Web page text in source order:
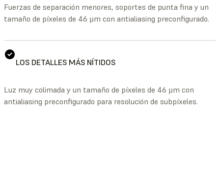
Fuerzas de separación menores, soportes de punta fina y un
tamaño de píxeles de 46 µm con antialiasing preconfigurado.
LOS DETALLES MÁS NÍTIDOS
Luz muy colimada y un tamaño de píxeles de 46 µm con
antialiasing preconfigurado para resolución de subpíxeles.